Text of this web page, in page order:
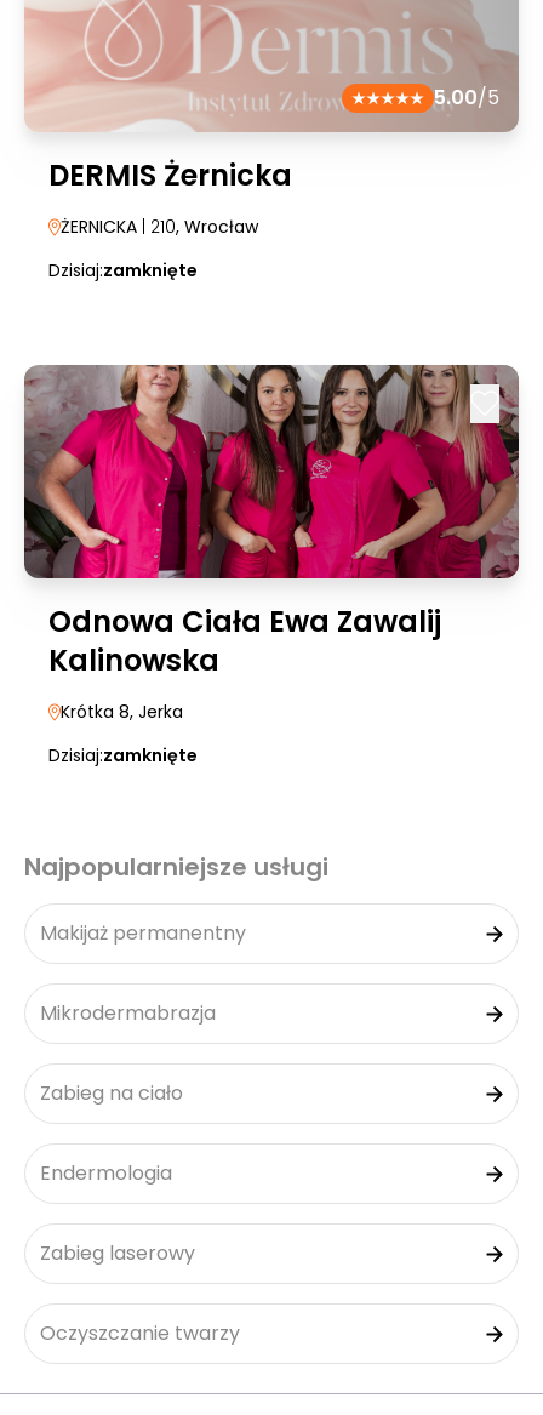
5.00/5
DERMIS Żernicka
ŻERNICKA | 210, Wrocław
Dzisiaj:zamknięte
Odnowa Ciała Ewa Zawalij
Kalinowska
Krótka 8, Jerka
Dzisiaj:zamknięte
Najpopularniejsze usługi
Makijaż permanentny
Mikrodermabrazja
Zabieg na ciało
Endermologia
Zabieg laserowy
Oczyszczanie twarzy